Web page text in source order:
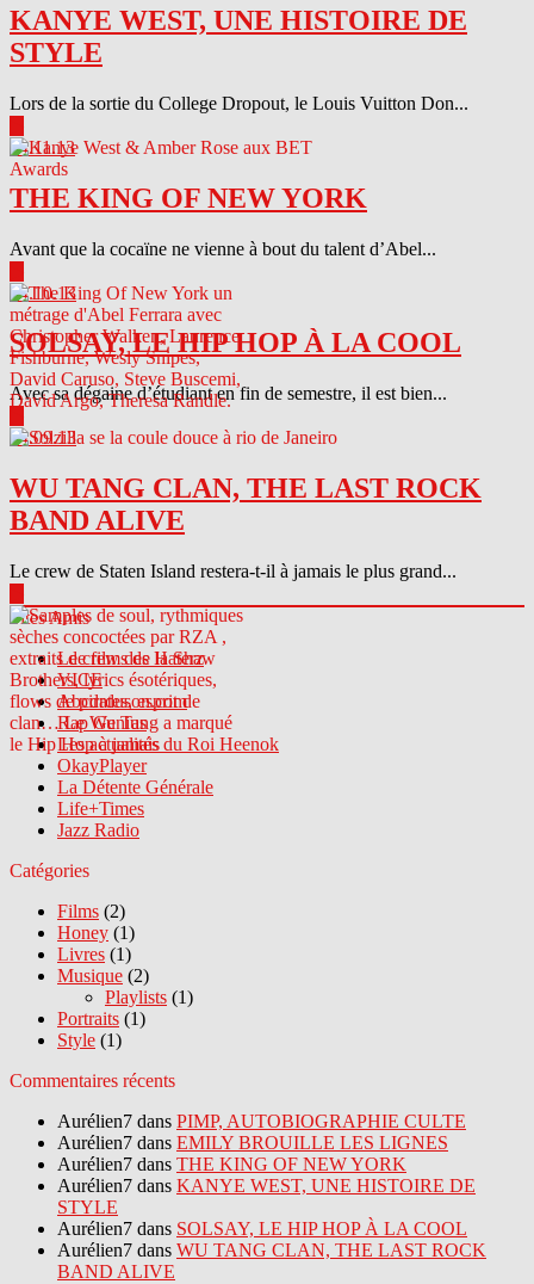
KANYE WEST, UNE HISTOIRE DE
STYLE
Lors de la sortie du College Dropout, le Louis Vuitton Don...
04.11.13
THE KING OF NEW YORK
Avant que la cocaïne ne vienne à bout du talent d’Abel...
04.10.13
SOLSAY, LE HIP HOP À LA COOL
Avec sa dégaine d’étudiant en fin de semestre, il est bien...
04.09.13
WU TANG CLAN, THE LAST ROCK
BAND ALIVE
Le crew de Staten Island restera-t-il à jamais le plus grand...
Sites Amis
Le crew des Haterz
VICE
Abcdrduson.com
Rap Genius
Les actualités du Roi Heenok
OkayPlayer
La Détente Générale
Life+Times
Jazz Radio
Catégories
Films (2)
Honey (1)
Livres (1)
Musique (2)
Playlists (1)
Portraits (1)
Style (1)
Commentaires récents
Aurélien7 dans PIMP, AUTOBIOGRAPHIE CULTE
Aurélien7 dans EMILY BROUILLE LES LIGNES
Aurélien7 dans THE KING OF NEW YORK
Aurélien7 dans KANYE WEST, UNE HISTOIRE DE
STYLE
Aurélien7 dans SOLSAY, LE HIP HOP À LA COOL
Aurélien7 dans WU TANG CLAN, THE LAST ROCK
BAND ALIVE